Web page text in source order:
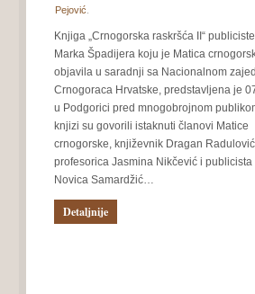
Pejović
Knjiga „Crnogorska raskršća II“ publiciste
Marka Špadijera koju je Matica
objavila u saradnji sa Nacionalnom
Crnogoraca Hrvatske, predstavljena je
u Podgorici pred mnogobrojnom
knjizi su govorili istaknuti članovi Matice
crnogorske, književnik Dragan
profesorica Jasmina Nikčević i publicista
Novica Samardžić…
Detaljnije